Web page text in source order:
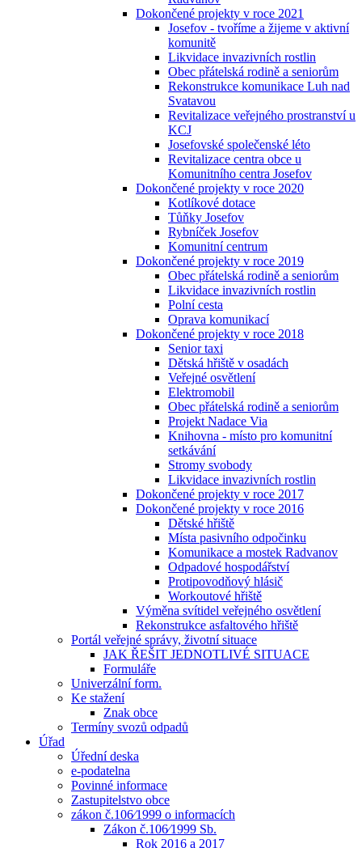
Dokončené projekty v roce 2021
Josefov - tvoříme a žijeme v aktivní
komunitě
Likvidace invazivních rostlin
Obec přátelská rodině a seniorům
Rekonstrukce komunikace Luh nad
Svatavou
Revitalizace veřejného prostranství u
KCJ
Josefovské společenské léto
Revitalizace centra obce u
Komunitního centra Josefov
Dokončené projekty v roce 2020
Kotlíkové dotace
Tůňky Josefov
Rybníček Josefov
Komunitní centrum
Dokončené projekty v roce 2019
Obec přátelská rodině a seniorům
Likvidace invazivních rostlin
Polní cesta
Oprava komunikací
Dokončené projekty v roce 2018
Senior taxi
Dětská hřiště v osadách
Veřejné osvětlení
Elektromobil
Obec přátelská rodině a seniorům
Projekt Nadace Via
Knihovna - místo pro komunitní
setkávání
Stromy svobody
Likvidace invazivních rostlin
Dokončené projekty v roce 2017
Dokončené projekty v roce 2016
Dětské hřiště
Místa pasivního odpočinku
Komunikace a mostek Radvanov
Odpadové hospodářství
Protipovodňový hlásič
Workoutové hřiště
Výměna svítidel veřejného osvětlení
Rekonstrukce asfaltového hřiště
Portál veřejné správy, životní situace
JAK ŘEŠIT JEDNOTLIVÉ SITUACE
Formuláře
Univerzální form.
Ke stažení
Znak obce
Termíny svozů odpadů
Úřad
Úřední deska
e-podatelna
Povinné informace
Zastupitelstvo obce
zákon č.106⁄1999 o informacích
Zákon č.106⁄1999 Sb.
Rok 2016 a 2017